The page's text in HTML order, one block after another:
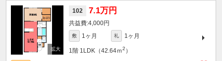
102 7.1万円
4,000円
敷 1ヶ月 礼 1ヶ月
1階 1LDK（42.64ｍ2 ）